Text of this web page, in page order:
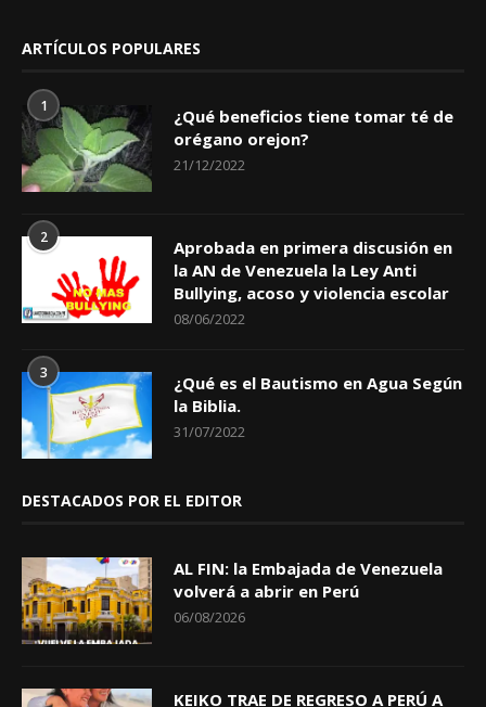
ARTÍCULOS POPULARES
1
¿Qué beneficios tiene tomar té de
orégano orejon?
21/12/2022
2
Aprobada en primera discusión en
la AN de Venezuela la Ley Anti
Bullying, acoso y violencia escolar
08/06/2022
3
¿Qué es el Bautismo en Agua Según
la Biblia.
31/07/2022
DESTACADOS POR EL EDITOR
AL FIN: la Embajada de Venezuela
volverá a abrir en Perú
06/08/2026
KEIKO TRAE DE REGRESO A PERÚ A